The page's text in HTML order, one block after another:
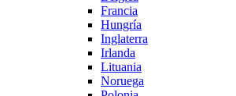
Francia
Hungría
Inglaterra
Irlanda
Lituania
Noruega